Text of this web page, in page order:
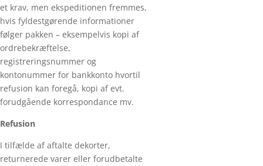
et krav, men ekspeditionen fremmes,
hvis fyldestgørende informationer
følger pakken – eksempelvis kopi af
ordrebekræftelse,
registreringsnummer og
kontonummer for bankkonto hvortil
refusion kan foregå, kopi af evt.
forudgående korrespondance mv.
Refusion
I tilfælde af aftalte dekorter,
returnerede varer eller forudbetalte